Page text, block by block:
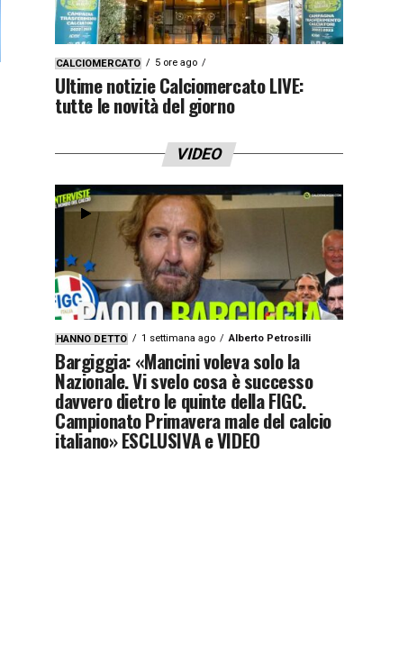
CALCIOMERCATO 5 ore ago
Ultime notizie Calciomercato LIVE:
tutte le novità del giorno
VIDEO
HANNO DETTO 1 settimana ago Alberto Petrosilli
Bargiggia: «Mancini voleva solo la
Nazionale. Vi svelo cosa è successo
davvero dietro le quinte della FIGC.
Campionato Primavera male del calcio
italiano» ESCLUSIVA e VIDEO